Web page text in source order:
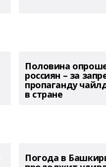
Половина
россиян – за
пропаганду
в стране
Погода в